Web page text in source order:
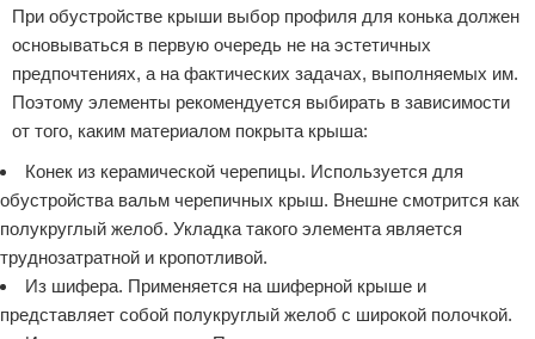
При обустройстве крыши выбор профиля для конька должен
основываться в первую очередь не на эстетичных
предпочтениях, а на фактических задачах, выполняемых им.
Поэтому элементы рекомендуется выбирать в зависимости
от того, каким материалом покрыта крыша:
Конек из керамической черепицы. Используется для
обустройства вальм черепичных крыш. Внешне смотрится как
полукруглый желоб. Укладка такого элемента является
труднозатратной и кропотливой.
Из шифера. Применяется на шиферной крыше и
представляет собой полукруглый желоб с широкой полочкой.